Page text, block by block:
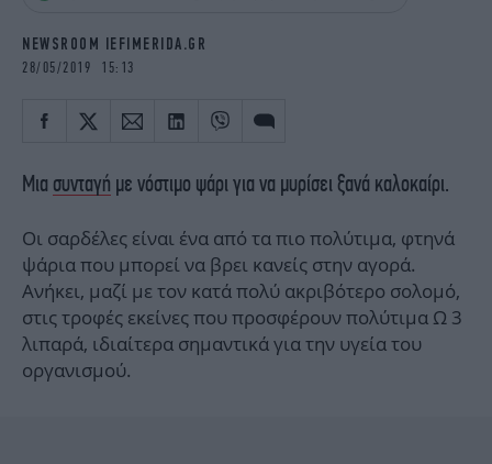
OSCARS
MEDIA
NEWSLETTER
NEWSROOM IEFIMERIDA.GR
28/05/2019 15:13
Μια συνταγή με νόστιμο ψάρι για να μυρίσει ξανά καλοκαίρι.
Οι σαρδέλες είναι ένα από τα πιο πολύτιμα, φτηνά
ψάρια που μπορεί να βρει κανείς στην αγορά.
Ανήκει, μαζί με τον κατά πολύ ακριβότερο σολομό,
στις τροφές εκείνες που προσφέρουν πολύτιμα Ω 3
λιπαρά, ιδιαίτερα σημαντικά για την υγεία του
οργανισμού.